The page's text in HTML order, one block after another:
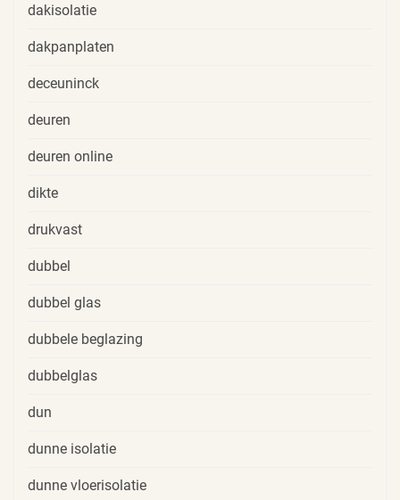
dakisolatie
dakpanplaten
deceuninck
deuren
deuren online
dikte
drukvast
dubbel
dubbel glas
dubbele beglazing
dubbelglas
dun
dunne isolatie
dunne vloerisolatie